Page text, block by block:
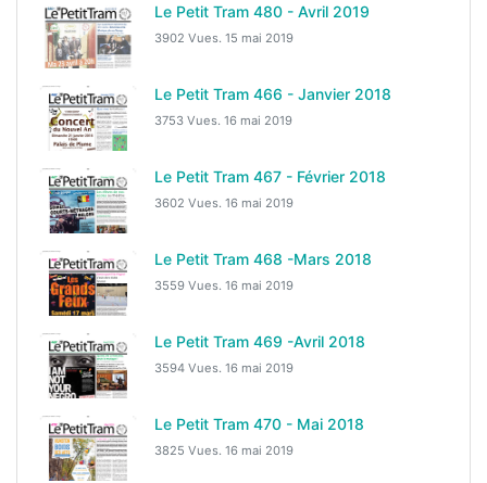
Le Petit Tram 480 - Avril 2019
3902 Vues. 15 mai 2019
Le Petit Tram 466 - Janvier 2018
3753 Vues. 16 mai 2019
Le Petit Tram 467 - Février 2018
3602 Vues. 16 mai 2019
Le Petit Tram 468 -Mars 2018
3559 Vues. 16 mai 2019
Le Petit Tram 469 -Avril 2018
3594 Vues. 16 mai 2019
Le Petit Tram 470 - Mai 2018
3825 Vues. 16 mai 2019